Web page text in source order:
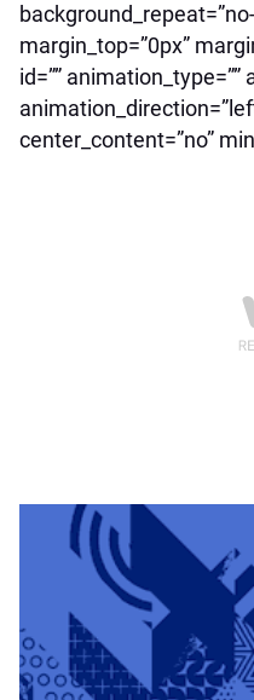
margin_top=”0px”
id=””
center_content=”no”